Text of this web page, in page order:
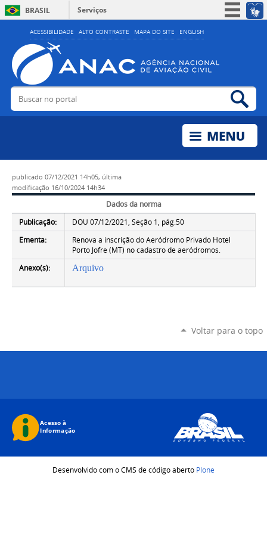
ACESSIBILIDADE ALTO CONTRASTE MAPA DO SITE ENGLISH
BRASIL
Serviços
Simplifique!
Acesso à informação
Legislação
Buscar no portal
publicado 07/12/2021 14h05, última
modificação 16/10/2024 14h34
Dados da norma
Publicação:
DOU 07/12/2021, Seção 1, pág.50
Ementa:
Renova a inscrição do Aeródromo Privado Hotel
Porto Jofre (MT) no cadastro de aeródromos.
Anexo(s):
Arquivo
Voltar para o topo
Desenvolvido com o CMS de código aberto Plone